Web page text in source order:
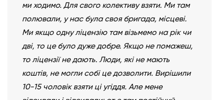
ми ходимо. Для свого колективу взяти. Ми там
полювали, у нас була своя бригада, місцеві.
Ми якщо одну ліцензію там візьмемо на рік чи
дві, то це було дуже добре. Якщо не помажеш,
то ліцензії не дають. Люди, які не мають
коштів, не могли собі це дозволити. Вирішили
10-15 чоловік взяти ці угіддя. Але мене